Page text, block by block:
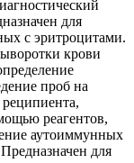
для
с эритроцитами.
крови
проб на
реагентов,
аутоиммунных
для